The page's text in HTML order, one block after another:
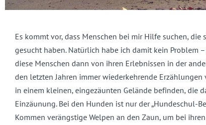
Es kommt vor, dass Menschen bei mir Hilfe suchen,
gesucht haben. Natürlich habe ich damit kein Problem
diese Menschen dann von ihren Erlebnissen in der
den letzten Jahren immer wiederkehrende
in einem kleinen, eingezäunten Gelände befinden, die
Einzäunung. Bei den Hunden ist nur der „Hundeschul-
Kommen verängstige Welpen an den Zaun, um bei